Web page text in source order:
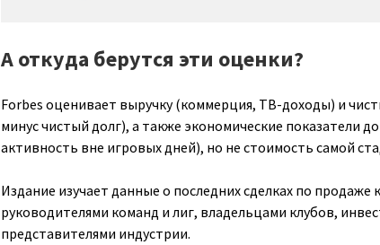
А откуда берутся эти оценки?
Forbes оценивает выручку (коммерция, ТВ-доходы) и
минус чистый долг), а также экономические показатели
активность вне игровых дней), но не стоимость самой
Издание изучает данные о последних сделках по продаже
руководителями команд и лиг, владельцами клубов,
представителями индустрии.